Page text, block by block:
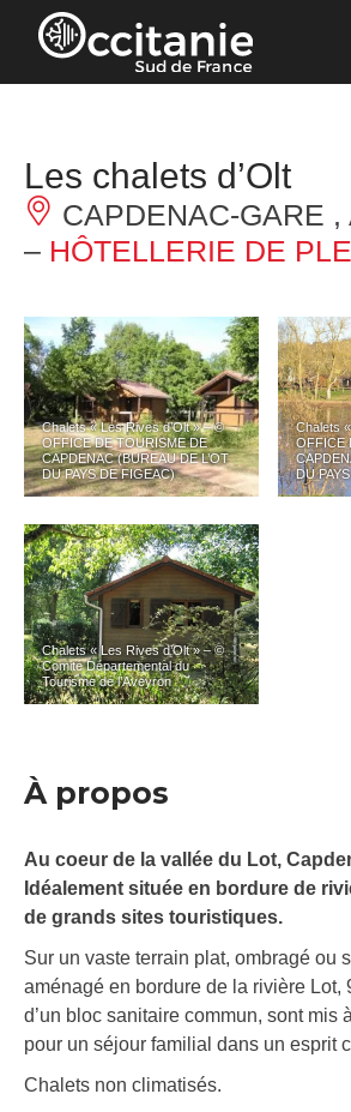
Panneau de gestion des cookies
Les chalets d’Olt
CAPDENAC-GARE ,
– HÔTELLERIE DE
Chalets « Les Rives d’Olt » – ©
OFFICE DE TOURISME DE
CAPDENAC (BUREAU DE L’OT
DU PAYS DE FIGEAC)
Chalets
OFFICE
DU
Chalets « Les Rives d’Olt » – ©
Comité Départemental du
Tourisme de l’Aveyron
À propos
Au coeur de la vallée du Lot,
Idéalement située en bordure de
de grands sites touristiques.
Sur un vaste terrain plat, ombragé ou
aménagé en bordure de la rivière Lot,
d’un bloc sanitaire commun, sont mis
pour un séjour familial dans un esprit
Chalets non climatisés.